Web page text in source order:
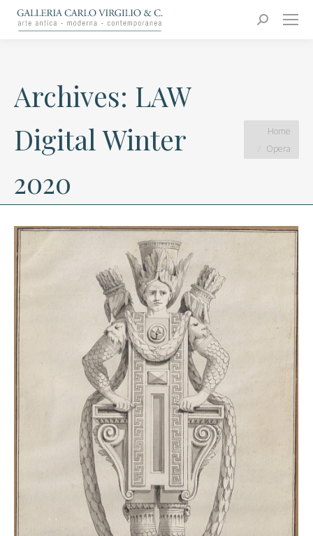
Search:
Carlo Virgilio & C.
Arte moderna e contemporanea
Archives: LAW
Digital Winter
2020
You are here:
Home
Opera